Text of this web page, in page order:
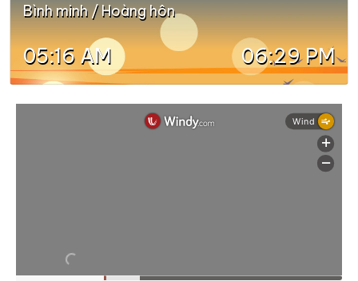
Bình minh / Hoàng hôn
05:16 AM 06:29 PM